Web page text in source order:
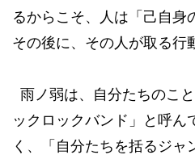
るからこそ、人は「己自身
その後に、その人が取る行
雨ノ弱は、自分たちのこ
ックロックバンド」と呼ん
く、「自分たちを括るジャ